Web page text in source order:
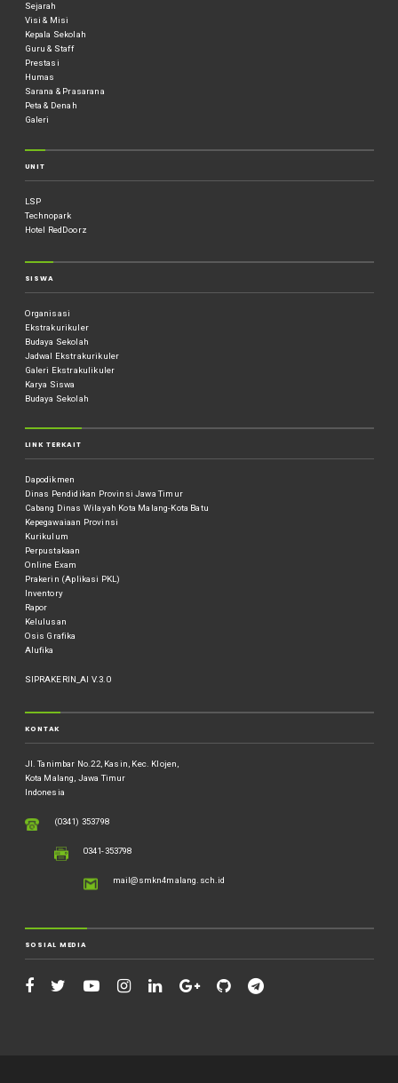
Sejarah
Visi & Misi
Kepala Sekolah
Guru & Staff
Prestasi
Humas
Sarana & Prasarana
Peta & Denah
Galeri
UNIT
LSP
Technopark
Hotel RedDoorz
SISWA
Organisasi
Ekstrakurikuler
Budaya Sekolah
Jadwal Ekstrakurikuler
Galeri Ekstrakulikuler
Karya Siswa
Budaya Sekolah
LINK TERKAIT
Dapodikmen
Dinas Pendidikan Provinsi Jawa Timur
Cabang Dinas Wilayah Kota Malang-Kota Batu
Kepegawaiaan Provinsi
Kurikulum
Perpustakaan
Online Exam
Prakerin (Aplikasi PKL)
Inventory
Rapor
Kelulusan
Osis Grafika
Alufika
SIPRAKERIN_AI V.3.0
KONTAK
Jl. Tanimbar No.22, Kasin, Kec. Klojen,
Kota Malang, Jawa Timur
Indonesia
(0341) 353798
0341-353798
mail@smkn4malang.sch.id
SOSIAL MEDIA